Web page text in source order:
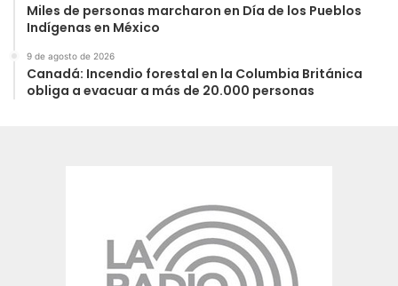
Miles de personas marcharon en Día de los Pueblos
Indígenas en México
9 de agosto de 2026
Canadá: Incendio forestal en la Columbia Británica
obliga a evacuar a más de 20.000 personas